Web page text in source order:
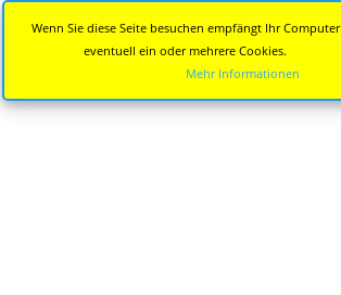
Wenn Sie diese Seite besuchen empfängt Ihr Computer
eventuell ein oder mehrere Cookies.
Mehr Informationen